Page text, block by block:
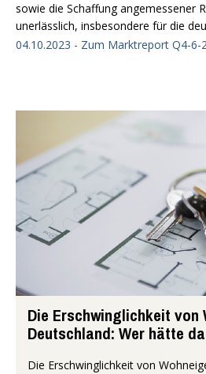
sowie die Schaffung angemessener
unerlässlich, insbesondere für die
04.10.2023 - Zum Marktreport Q4-6-
Die Erschwinglichkeit von
Deutschland: Wer hätte
Die Erschwinglichkeit von